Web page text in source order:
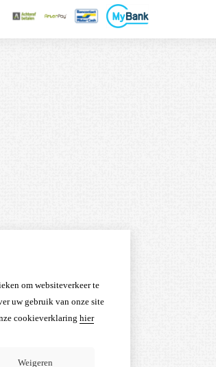
om websiteverkeer te
uw gebruik van onze site
cookieverklaring hier
Weigeren